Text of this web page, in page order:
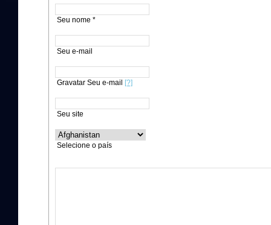
Seu nome *
Seu e-mail
Gravatar Seu e-mail [?]
Seu site
Selecione o país